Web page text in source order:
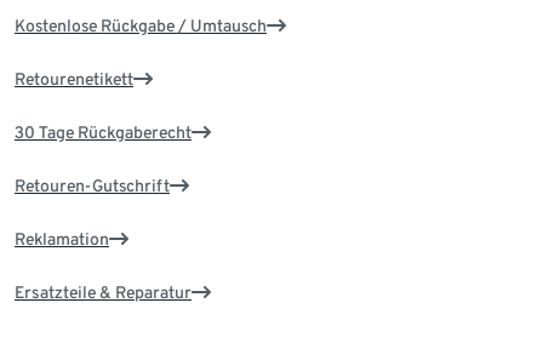
Kostenlose Rückgabe / Umtausch
Retourenetikett
30 Tage Rückgaberecht
Retouren-Gutschrift
Reklamation
Ersatzteile & Reparatur